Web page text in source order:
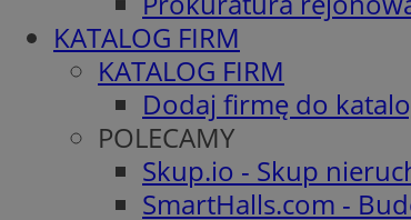
KATALOG FIRM
KATALOG FIRM
Dodaj firmę do
POLECAMY
Skup.io - Skup
SmartHalls.com -